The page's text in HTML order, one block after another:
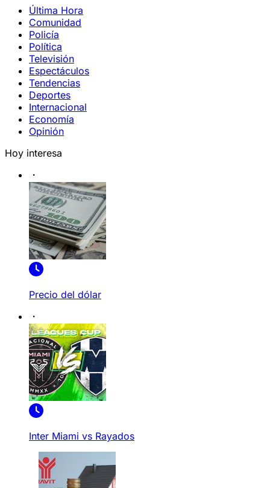
Última Hora
Comunidad
Policía
Política
Televisión
Espectáculos
Tendencias
Deportes
Internacional
Economía
Opinión
Hoy interesa
Precio del dólar
Inter Miami vs Rayados